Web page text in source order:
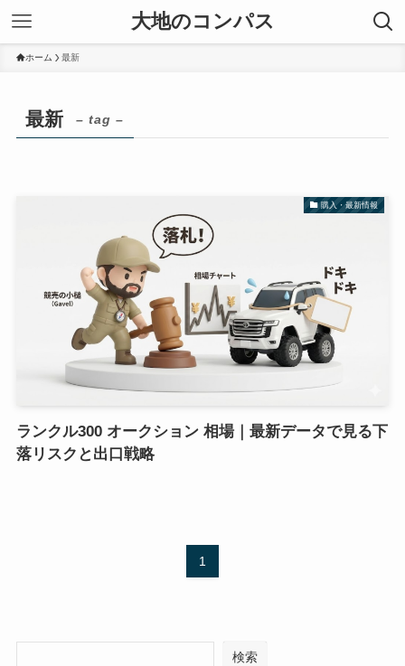
大地のコンパス
ホーム 最新
最新 – tag –
購入・最新情報
ランクル300 オークション 相場｜最新データで見る下
落リスクと出口戦略
1
検索